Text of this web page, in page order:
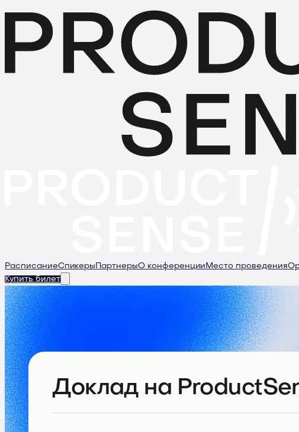
РасписаниеСпикеры ПартнерыО конференции Место проведения
Купить билет
Доклад на